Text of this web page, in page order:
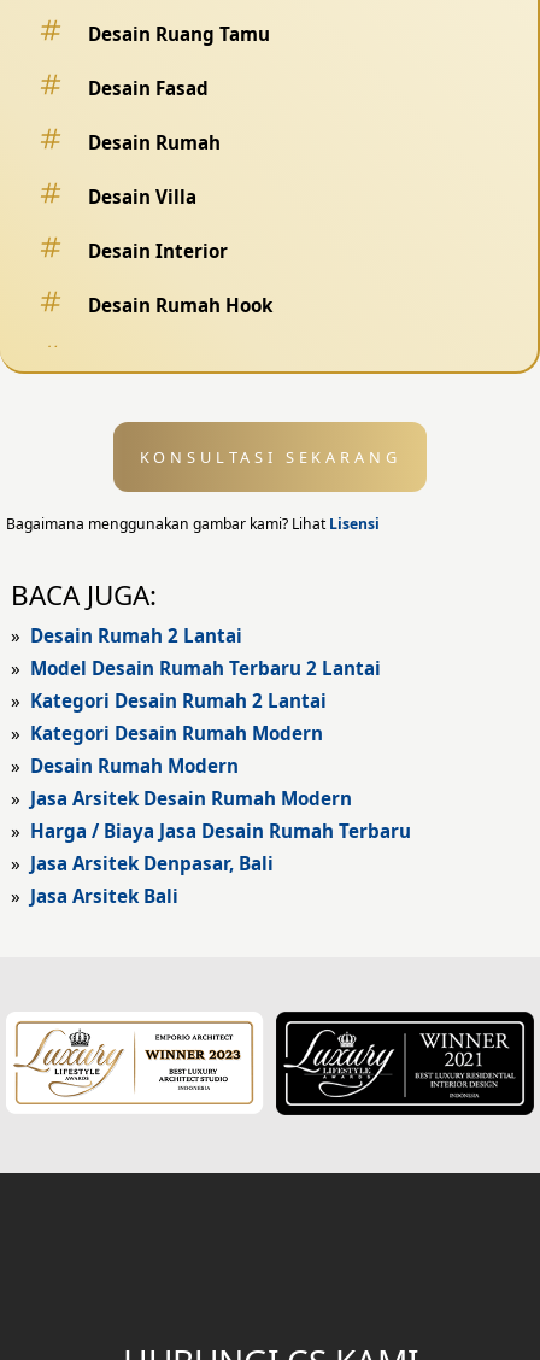
Desain Ruang Tamu
Desain Fasad
Desain Rumah
Desain Villa
Desain Interior
Desain Rumah Hook
Desain Eksterior
Desain Eksterior Rumah
Desain Rumah Modern
Fasad Rumah Modern
Fasad Kantor
Fasad Hotel
Fasad Rumah Klasik
Desain Rumah Mediteran
Fasad Rumah Mediteran
Desain Rumah Villa Bali
Desain Ruang Multifungsi
KONSULTASI SEKARANG
Bagaimana menggunakan gambar kami? LihatLisensi
BACA JUGA:
» Desain Rumah 2 Lantai
» Model Desain Rumah Terbaru 2 Lantai
» Kategori Desain Rumah 2 Lantai
» Kategori Desain Rumah Modern
» Desain Rumah Modern
» Jasa Arsitek Desain Rumah Modern
» Harga / Biaya Jasa Desain Rumah Terbaru
» Jasa Arsitek Denpasar, Bali
» Jasa Arsitek Bali